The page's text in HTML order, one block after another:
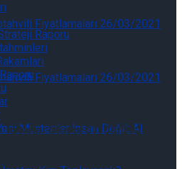
Neler Oluyor 07/08/2026
Neler Oluyor 07/08/2026
Raporu